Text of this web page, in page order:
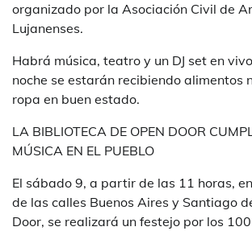
organizado por la Asociación Civil de
Lujanenses.
Habrá música, teatro y un DJ set en
noche se estarán recibiendo alimentos
ropa en buen estado.
LA BIBLIOTECA DE OPEN DOOR
MÚSICA EN EL PUEBLO
El sábado 9, a partir de las 11 horas,
de las calles Buenos Aires y Santiago
Door, se realizará un festejo por los